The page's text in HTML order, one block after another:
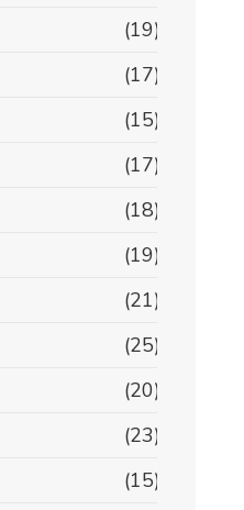
(19)
(17)
(15)
(17)
(18)
(19)
(21)
(25)
(20)
(23)
(15)